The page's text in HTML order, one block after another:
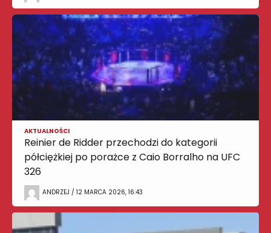
AKTUALNOŚCI
Reinier de Ridder przechodzi do kategorii
półciężkiej po porażce z Caio Borralho na UFC
326
ANDRZEJ / 12 MARCA 2026, 16:43